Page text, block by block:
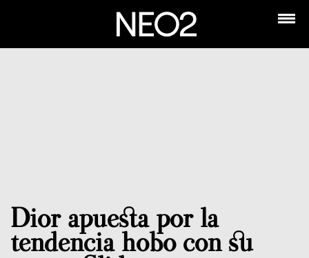
Dior apuesta por la
tendencia hobo con su